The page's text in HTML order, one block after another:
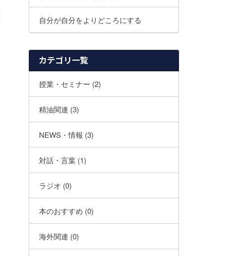
自分が自分をよりどころにする
カテゴリ一覧
授業・セミナー (2)
精油関連 (3)
NEWS・情報 (3)
対話・言葉 (1)
ラジオ (0)
本のおすすめ (0)
海外関連 (0)